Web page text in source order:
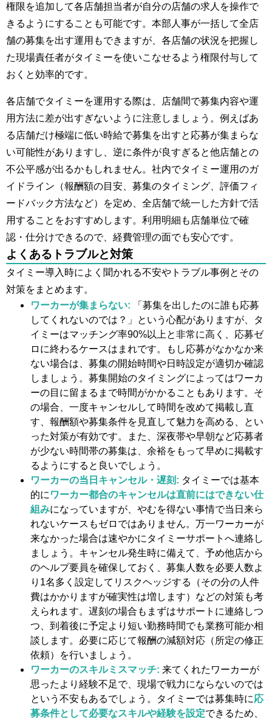
権限を追加して各店舗担当者が自分の店舗の求人を操作で
きるようにすることも可能です。本部人事が一括して全店
舗の募集を出す運用もできますが、各店舗の状況を把握し
た現場責任者がタイミーを使いこなせるよう権限付与して
おくと効率的です。
各店舗でタイミーを運用する際は、店舗間で募集内容や運
用方法に差が出すぎないように注意しましょう。例えばあ
る店舗だけ極端に低い時給で募集を出すと応募が集まらな
い可能性がありますし​、逆に条件が良すぎると他店舗との
不公平感が出るかもしれません。社内でタイミー運用のガ
イドライン（報酬額の目安、募集のタイミング、評価フィ
ードバック方法など）を定め、全店舗で統一した方針で活
用することをおすすめします。利用明細も店舗単位で確
認・仕分けできるので、経費管理の面でも安心です。
よくあるトラブルと対策
タイミー導入時によく聞かれる不安やトラブル事例とその
対策をまとめます。
ワーカーが集まらない: 「募集を出したのに誰も応募
してくれないのでは？」という心配がありますが、タ
イミーはマッチング率90%以上と非常に高く、応募ゼ
ロに終わるケースはまれです。もし応募がなかなか来
ない場合は、募集の開始時間や日時設定が適切か確認
しましょう。募集開始のタイミングによってはワーカ
ーの目に留まるまで時間がかかることもあります。そ
の場合、一度キャンセルして時間を改めて掲載し直
す、報酬額や募集条件を見直して魅力を高める、とい
った対策が有効です。また、深夜帯や早朝など応募者
が少ない時間帯の募集は、余裕をもって早めに掲載す
るようにすると良いでしょう。
ワーカーの当日キャンセル・遅刻: タイミーでは基本
的に ワーカー都合のキャンセルは直前にはできない仕
組みになっていますが、やむを得ない事情で当日来ら
れないケースもゼロではありません。万一ワーカーが
来なかった場合は速やかにタイミーサポートへ連絡し
ましょう。キャンセル発生時に備えて、予め他店から
のヘルプ要員を確保しておく、募集人数を必要人数よ
り1名多く設定してリスクヘッジする（その分の人件
費はかかりますが確実性は増します）などの対策も考
えられます。遅刻の場合もまずはサポートに連絡しつ
つ、到着後に予定より短い勤務時間でも業務可能か相
談します。必要に応じて報酬の減額対応（所定の修正
依頼）を行いましょう。
ワーカーのスキルミスマッチ: 来てくれたワーカーが
思ったより経験不足で、現場で戦力にならないのでは
という不安もあるでしょう。タイミーでは募集時に応
募条件として必要なスキルや経験を設定できるため、